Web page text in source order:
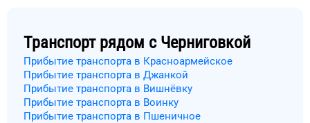
Транспорт рядом с Черниговкой
Прибытие транспорта в Красноармейское
Прибытие транспорта в Джанкой
Прибытие транспорта в Вишнёвку
Прибытие транспорта в Воинку
Прибытие транспорта в Пшеничное